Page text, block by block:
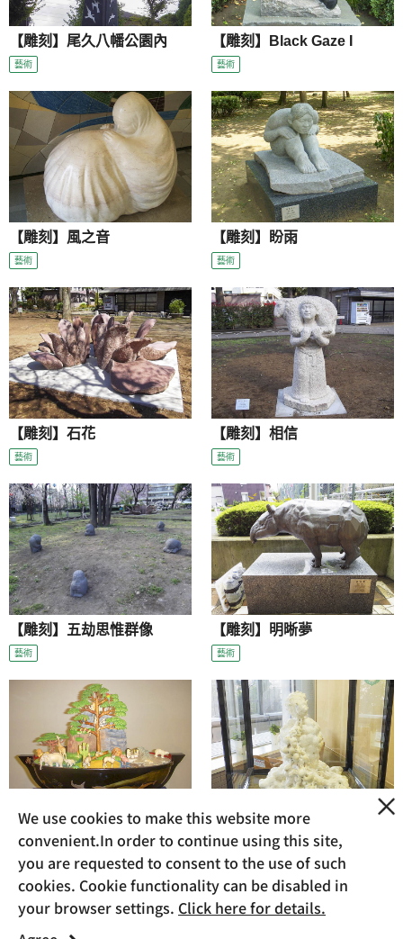
We use cookies to make this website more
convenient.In order to continue using this site,
you are requested to consent to the use of such
cookies. Cookie functionality can be disabled in
your browser settings. Click here for details.
【雕刻】尾久八幡公園內
藝術
【雕刻】Black Gaze I
藝術
【雕刻】風之音
藝術
【雕刻】盼雨
藝術
【雕刻】石花
藝術
【雕刻】相信
藝術
【雕刻】五劫思惟群像
藝術
【雕刻】明晰夢
藝術
【雕刻】tempus
藝術
【雕刻】起舞升天
藝術